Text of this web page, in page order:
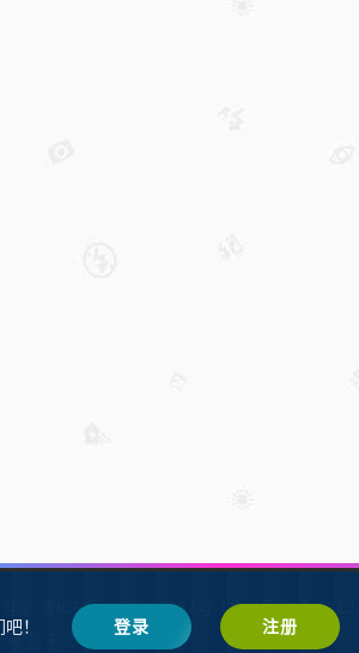
鲁ICP备2021002287号-1鲁公网安备
Z-BlogPHP 搭建
！ 登录 注册